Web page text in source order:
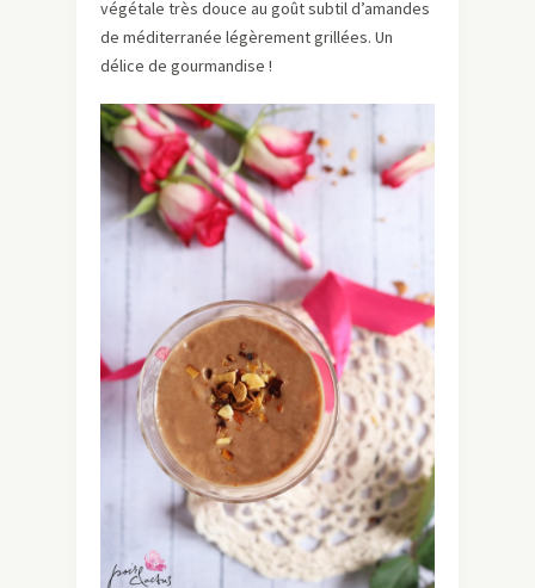
végétale très douce au goût subtil d’amandes
de méditerranée légèrement grillées. Un
délice de gourmandise !